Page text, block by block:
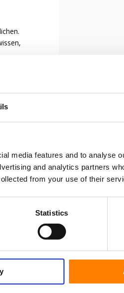
media features and to analyse
and analytics partners
from your use of their
Statistics
Bremse
Durchmesser